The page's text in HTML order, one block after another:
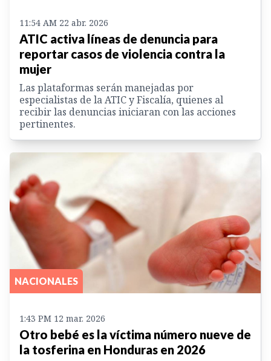
11:54 AM 22 abr. 2026
ATIC activa líneas de denuncia para
reportar casos de violencia contra la
mujer
Las plataformas serán manejadas por
especialistas de la ATIC y Fiscalía, quienes al
recibir las denuncias iniciaran con las acciones
pertinentes.
NACIONALES
1:43 PM 12 mar. 2026
Otro bebé es la víctima número nueve de
la tosferina en Honduras en 2026